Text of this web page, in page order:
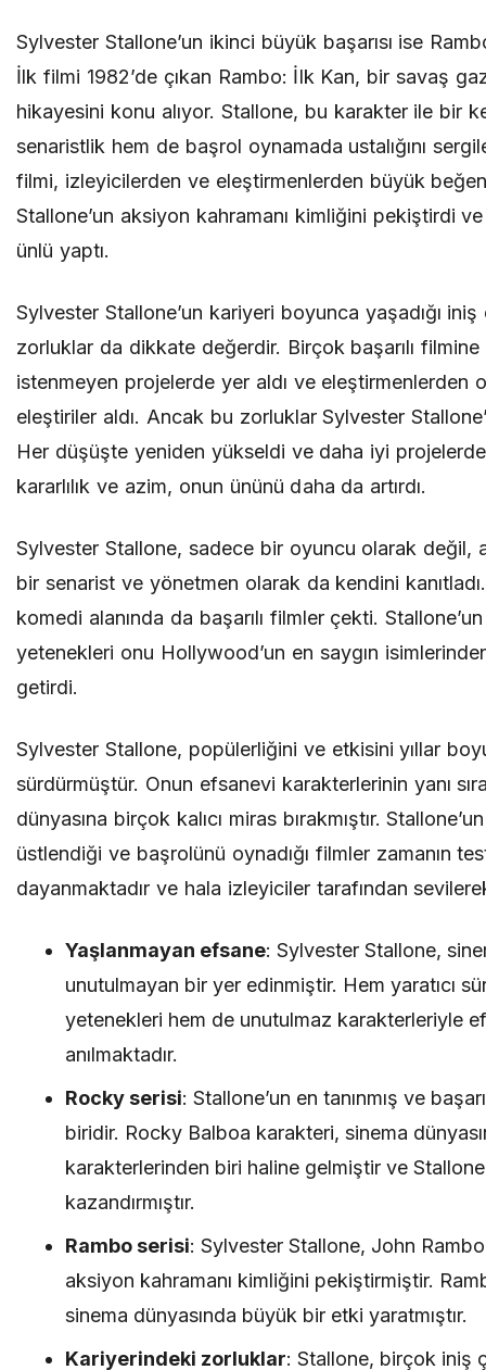
Sylvester Stallone’un ikinci büyük başarısı ise
İlk filmi 1982’de çıkan Rambo: İlk Kan, bir savaş
hikayesini konu alıyor. Stallone, bu karakter ile bir
senaristlik hem de başrol oynamada ustalığını
filmi, izleyicilerden ve eleştirmenlerden büyük
Stallone’un aksiyon kahramanı kimliğini pekiştirdi
ünlü yaptı.
Sylvester Stallone’un kariyeri boyunca yaşadığı iniş
zorluklar da dikkate değerdir. Birçok başarılı
istenmeyen projelerde yer aldı ve eleştirmenlerden
eleştiriler aldı. Ancak bu zorluklar Sylvester
Her düşüşte yeniden yükseldi ve daha iyi
kararlılık ve azim, onun ününü daha da artırdı.
Sylvester Stallone, sadece bir oyuncu olarak değil,
bir senarist ve yönetmen olarak da kendini
komedi alanında da başarılı filmler çekti.
yetenekleri onu Hollywood’un en saygın
getirdi.
Sylvester Stallone, popülerliğini ve etkisini yıllar
sürdürmüştür. Onun efsanevi karakterlerinin yanı
dünyasına birçok kalıcı miras bırakmıştır. Stallone’un
üstlendiği ve başrolünü oynadığı filmler zamanın
dayanmaktadır ve hala izleyiciler tarafından
Yaşlanmayan efsane: Sylvester Stallone,
unutulmayan bir yer edinmiştir. Hem yaratıcı
yetenekleri hem de unutulmaz karakterleriyle
anılmaktadır.
Rocky serisi: Stallone’un en tanınmış ve
biridir. Rocky Balboa karakteri, sinema
karakterlerinden biri haline gelmiştir ve
kazandırmıştır.
Rambo serisi: Sylvester Stallone, John
aksiyon kahramanı kimliğini pekiştirmiştir.
sinema dünyasında büyük bir etki yaratmıştır.
Kariyerindeki zorluklar: Stallone, birçok iniş